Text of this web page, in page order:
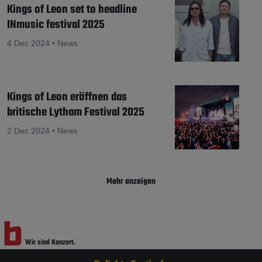
Kings of Leon set to headline
INmusic festival 2025
4 Dec 2024 • News
Kings of Leon eröffnen das
britische Lytham Festival 2025
2 Dec 2024 • News
Mehr anzeigen
Wir sind Konzert.